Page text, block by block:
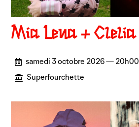
Mia Lena + Clelia
samedi 3 octobre 2026 — 20h00
Superfourchette